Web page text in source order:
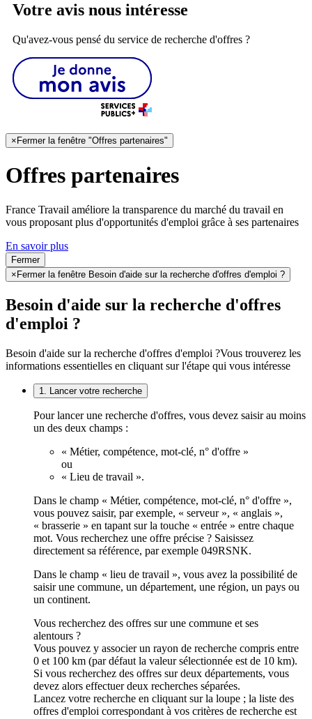
Votre avis nous intéresse
Qu'avez-vous pensé du service de recherche d'offres ?
× Fermer la fenêtre "Offres partenaires"
Offres partenaires
France Travail améliore la transparence du marché du travail en
vous proposant plus d'opportunités d'emploi grâce à ses partenaires
En savoir plus
Fermer
× Fermer la fenêtre Besoin d'aide sur la recherche d'offres d'emploi ?
Besoin d'aide sur la recherche d'offres
d'emploi ?
Besoin d'aide sur la recherche d'offres d'emploi ?Vous trouverez les
informations essentielles en cliquant sur l'étape qui vous intéresse
1. Lancer votre recherche
Pour lancer une recherche d'offres, vous devez saisir au moins
un des deux champs :
« Métier, compétence, mot-clé, n° d'offre »
ou
« Lieu de travail ».
Dans le champ « Métier, compétence, mot-clé, n° d'offre »,
vous pouvez saisir, par exemple, « serveur », « anglais »,
« brasserie » en tapant sur la touche « entrée » entre chaque
mot. Vous recherchez une offre précise ? Saisissez
directement sa référence, par exemple 049RSNK.
Dans le champ « lieu de travail », vous avez la possibilité de
saisir une commune, un département, une région, un pays ou
un continent.
Vous recherchez des offres sur une commune et ses
alentours ?
Vous pouvez y associer un rayon de recherche compris entre
0 et 100 km (par défaut la valeur sélectionnée est de 10 km).
Si vous recherchez des offres sur deux départements, vous
devez alors effectuer deux recherches séparées.
Lancez votre recherche en cliquant sur la loupe ; la liste des
offres d'emploi correspondant à vos critères de recherche est